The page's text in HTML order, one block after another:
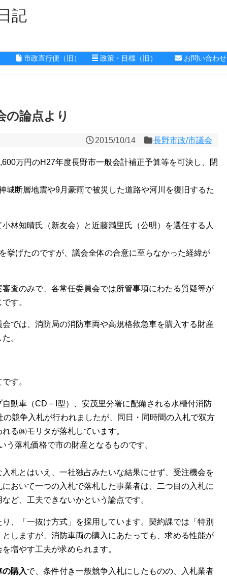
記
市政直行便（旧） 政策・目標（旧） お問い合わせ
の論点より
2015/10/14 長野市政/市議会
万円のH27年度長野市一般会計補正予算等を可決し、閉
断層地震や9月豪雨で被災した道路や河川を復旧するた
林知晴氏（新友会）と近藤満里氏（公明）を選任する人
挙げたのですが、議会全体の合意に至らなかった経緯が
査のみで、各常任委員会では所管事項にわたる質疑等が
す。
では、消防局の消防車両や高規格救急車を購入する財産
。
す。
動車（CD－I型）、安茂里分署に配備される水槽付消防
競争入札が行われましたが、同日・同時間の入札で双方
る㈱モリタが落札しています。
落札価格で市の財産となるものです。
札とはいえ、一社独占みたいな結果にせず、受注機会を
おいて一つの入札で落札した事業者は、二つ目の入札に
ど、工夫できないかという論点です。
、「一抜け方式」を採用しています。契約課では「特別
しますが、消防車両の購入にあたっても、求める性能が
増やす工夫が求められます。
の購入で、条件付き一般競争入札にしたものの、入札業者